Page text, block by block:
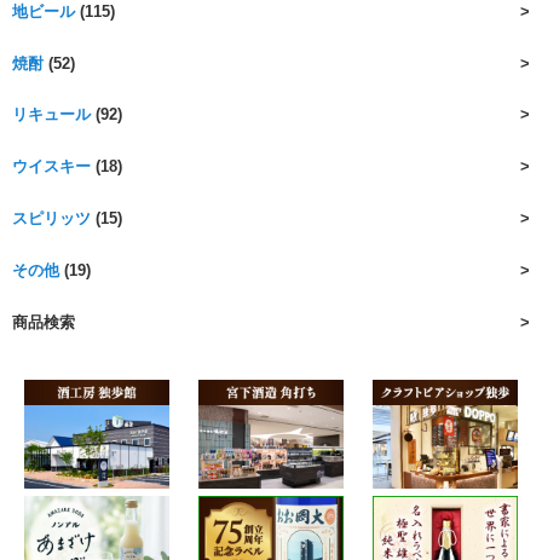
地ビール(115)
焼酎(52)
リキュール(92)
ウイスキー (18)
スピリッツ (15)
その他(19)
商品検索